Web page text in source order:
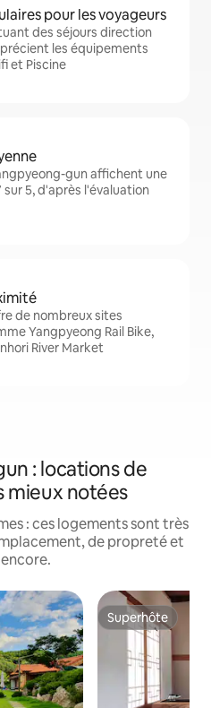
pour les voyageurs
des séjours direction
les équipements
et Piscine
gun affichent une
sur 5, d'après l'évaluation
de nombreux sites
Yangpyeong Rail Bike,
River Market
: locations de
mieux notées
: ces logements sont très
de propreté et
Superhôte
Superhôte